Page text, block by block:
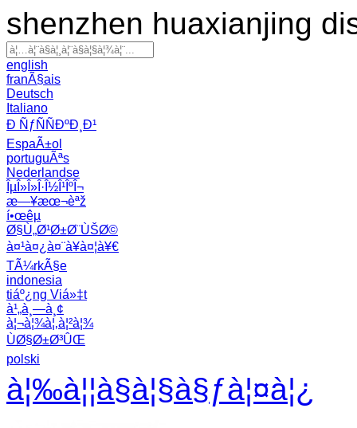
shenzhen huaxianjing
english
franÃ§ais
Deutsch
Italiano
Ð ÑƒÑÑÐºÐ¸Ð¹
EspaÃ±ol
portuguÃªs
Nederlandse
ÎµÎ»Î»Î·Î½Î¹ÎºÎ¬
æ—¥æœ¬èªž
í•œêµ­
Ø§Ù„Ø¹Ø±Ø¨ÙŠØ©
à¤¹à¤¿à¤¨à¥à¤¦à¥€
TÃ¼rkÃ§e
indonesia
tiáº¿ng Viá»‡t
à¹„à¸—à¸¢
à¦¬à¦¾à¦‚à¦²à¦¾
ÙØ§Ø±Ø³ÛŒ
polski
à¦‰à¦¦à§à¦§à§ƒà¦¤à¦¿